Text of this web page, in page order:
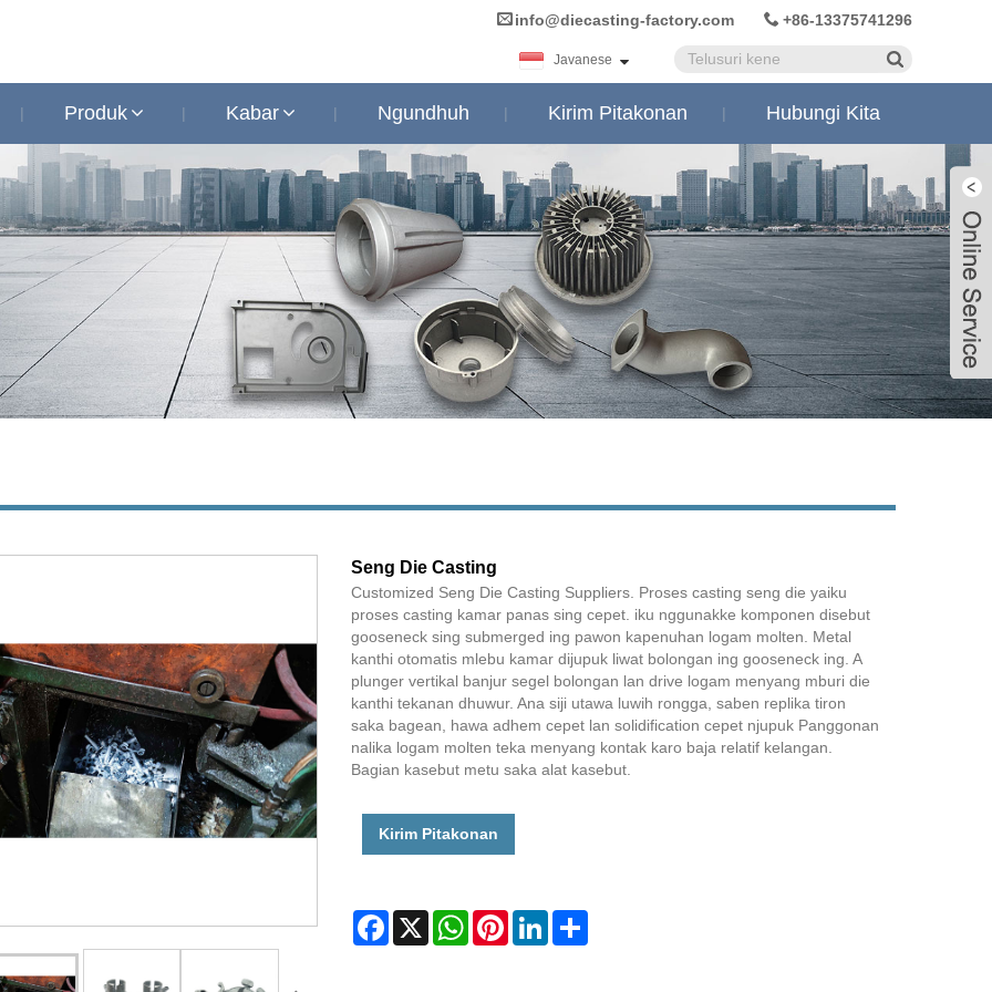
+86-13375741296
info@diecasting-factory.com
Javanese
Produk Kabar Ngundhuh Kirim Pitakonan Hubungi Kita
Seng Die Casting
Customized Seng Die Casting Suppliers. Proses casting seng die yaiku
proses casting kamar panas sing cepet. iku nggunakke komponen disebut
gooseneck sing submerged ing pawon kapenuhan logam molten. Metal
kanthi otomatis mlebu kamar dijupuk liwat bolongan ing gooseneck ing. A
plunger vertikal banjur segel bolongan lan drive logam menyang mburi die
kanthi tekanan dhuwur. Ana siji utawa luwih rongga, saben replika tiron
saka bagean, hawa adhem cepet lan solidification cepet njupuk Panggonan
nalika logam molten teka menyang kontak karo baja relatif kelangan.
Bagian kasebut metu saka alat kasebut.
Kirim Pitakonan
Facebook
X WhatsAppPinterestLinkedInShare